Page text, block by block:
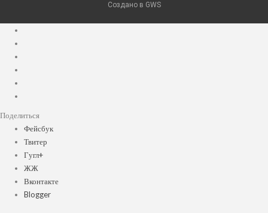
Создано в GWS
Поделиться
Фейсбук
Твитер
Гугл+
ЖЖ
Вконтакте
Blogger